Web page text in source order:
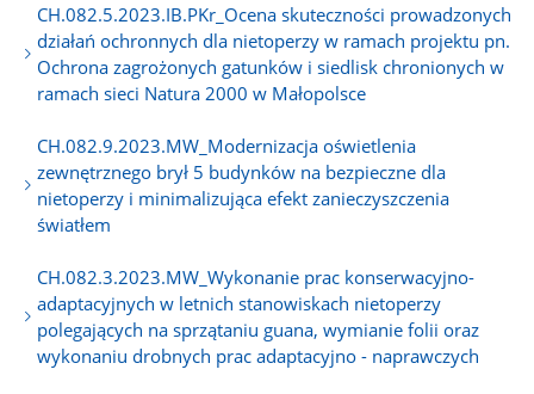
CH.082.5.2023.IB.PKr_Ocena skuteczności prowadzonych
działań ochronnych dla nietoperzy w ramach projektu pn.
Ochrona zagrożonych gatunków i siedlisk chronionych w
ramach sieci Natura 2000 w Małopolsce
CH.082.9.2023.MW_Modernizacja oświetlenia
zewnętrznego brył 5 budynków na bezpieczne dla
nietoperzy i minimalizująca efekt zanieczyszczenia
światłem
CH.082.3.2023.MW_Wykonanie prac konserwacyjno-
adaptacyjnych w letnich stanowiskach nietoperzy
polegających na sprzątaniu guana, wymianie folii oraz
wykonaniu drobnych prac adaptacyjno - naprawczych